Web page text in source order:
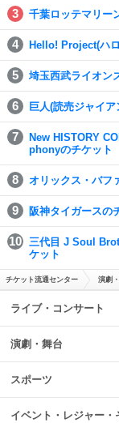
千葉ロッテマリー
Hello! Project(ハ
埼玉西武ライオン
巨人(読売ジャイ
New HISTORY
phonyのチケット
オリックス・バフ
阪神タイガースの
三代目 J Soul
ケット
チケット流通センター 演劇
ライブ・コンサート
演劇・舞台
スポーツ
イベント・レジャー・